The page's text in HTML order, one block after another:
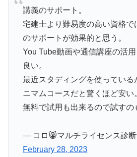
講義のサポート。
宅建士より難易度の高い資格で
のサポートが効果的と思う。
You Tube動画や通信講座の活
良い。
最近スタディングを使っている
ニマムコースだと驚くほど安い
無料で試用も出来るので試すの
— コロ😸マルチライセンス診
February 28, 2023